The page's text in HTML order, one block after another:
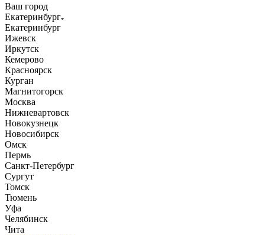
Ваш город
Екатеринбург
Екатеринбург
Ижевск
Иркутск
Кемерово
Красноярск
Курган
Магнитогорск
Москва
Нижневартовск
Новокузнецк
Новосибирск
Омск
Пермь
Санкт-Петербург
Сургут
Томск
Тюмень
Уфа
Челябинск
Чита